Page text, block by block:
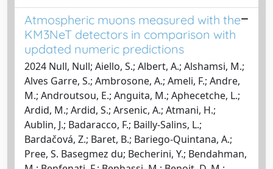
Atmospheric muons measured with the
KM3NeT detectors in comparison with
updated numeric predictions
2024 Null, Null; Aiello, S.; Albert, A.; Alshamsi, M.;
Alves Garre, S.; Ambrosone, A.; Ameli, F.; Andre,
M.; Androutsou, E.; Anguita, M.; Aphecetche, L.;
Ardid, M.; Ardid, S.; Arsenic, A.; Atmani, H.;
Aublin, J.; Badaracco, F.; Bailly-Salins, L.;
Bardačová, Z.; Baret, B.; Bariego-Quintana, A.;
Pree, S. Basegmez du; Becherini, Y.; Bendahman,